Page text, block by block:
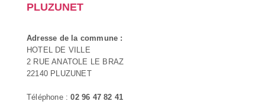
PLUZUNET
Adresse de la commune :
HOTEL DE VILLE
2 RUE ANATOLE LE BRAZ
22140 PLUZUNET
Téléphone :02 96 47 82 41